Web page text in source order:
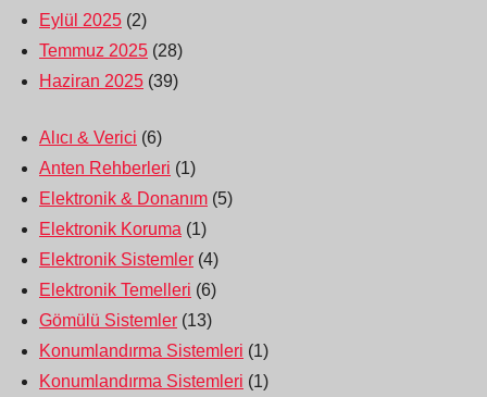
Eylül 2025 (2)
Temmuz 2025 (28)
Haziran 2025 (39)
Alıcı & Verici (6)
Anten Rehberleri (1)
Elektronik & Donanım (5)
Elektronik Koruma (1)
Elektronik Sistemler (4)
Elektronik Temelleri (6)
Gömülü Sistemler (13)
Konumlandırma Sistemleri (1)
Konumlandırma Sistemleri (1)